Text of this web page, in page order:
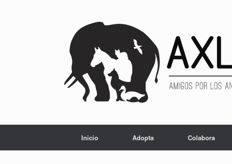
Inicio Adopta Colabora